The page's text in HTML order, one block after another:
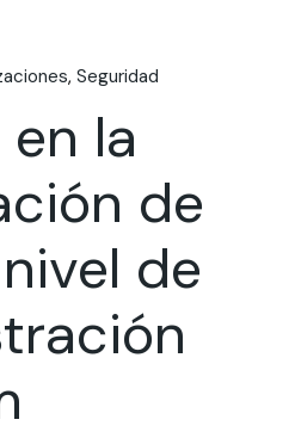
Seguridad
la
de
de